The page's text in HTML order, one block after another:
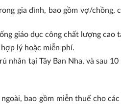
gia đình, bao gồm vợ/chồng,
giáo dục công chất lượng cao
lý hoặc miễn phí.
tại Tây Ban Nha, và sau
bao gồm miễn thuế cho